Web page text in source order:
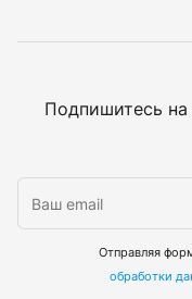
Подпишитесь
Отправляя
обработки